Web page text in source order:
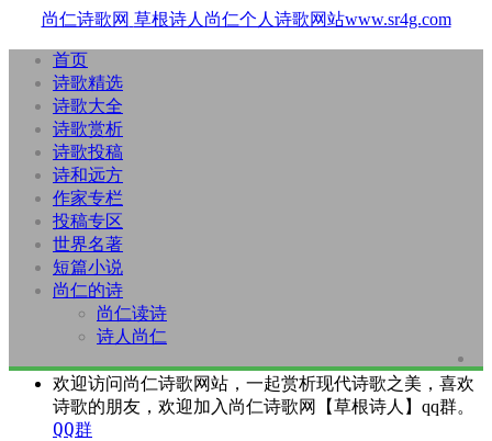
尚仁诗歌网 草根诗人尚仁个人诗歌网站www.sr4g.com
首页
诗歌精选
诗歌大全
诗歌赏析
诗歌投稿
诗和远方
作家专栏
投稿专区
世界名著
短篇小说
尚仁的诗
尚仁读诗
诗人尚仁
欢迎访问尚仁诗歌网站，一起赏析现代诗歌之美，喜欢
诗歌的朋友，欢迎加入尚仁诗歌网【草根诗人】qq群。
QQ群